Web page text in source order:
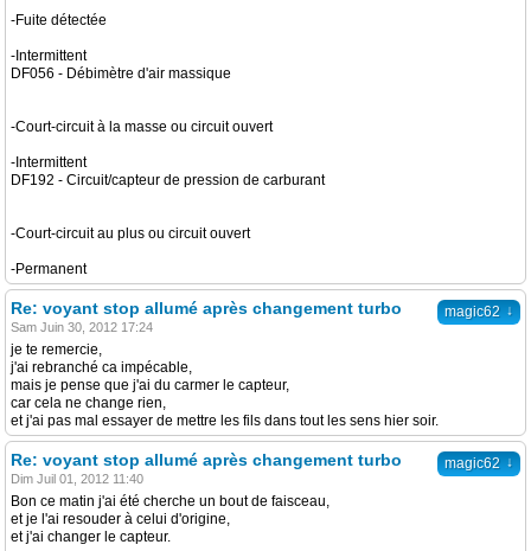
-Fuite détectée
-Intermittent
DF056 - Débimètre d'air massique
-Court-circuit à la masse ou circuit ouvert
-Intermittent
DF192 - Circuit/capteur de pression de carburant
-Court-circuit au plus ou circuit ouvert
-Permanent
magic62 ↓
Re: voyant stop allumé après changement turbo
Sam Juin 30, 2012 17:24
je te remercie,
j'ai rebranché ca impécable,
mais je pense que j'ai du carmer le capteur,
car cela ne change rien,
et j'ai pas mal essayer de mettre les fils dans tout les sens hier soir.
magic62 ↓
Re: voyant stop allumé après changement turbo
Dim Juil 01, 2012 11:40
Bon ce matin j'ai été cherche un bout de faisceau,
et je l'ai resouder à celui d'origine,
et j'ai changer le capteur.